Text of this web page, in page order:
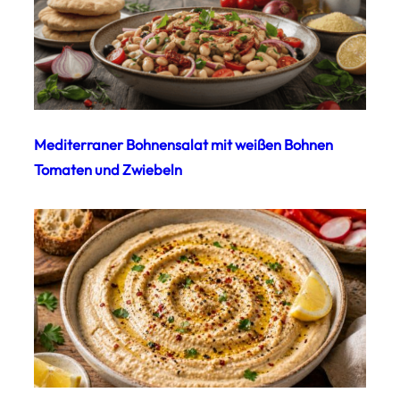
Mediterraner Bohnensalat mit weißen Bohnen
Tomaten und Zwiebeln